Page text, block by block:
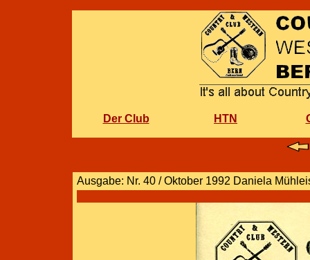
Der Club HTN
Ausgabe: Nr. 40 / Oktober 1992 Daniela